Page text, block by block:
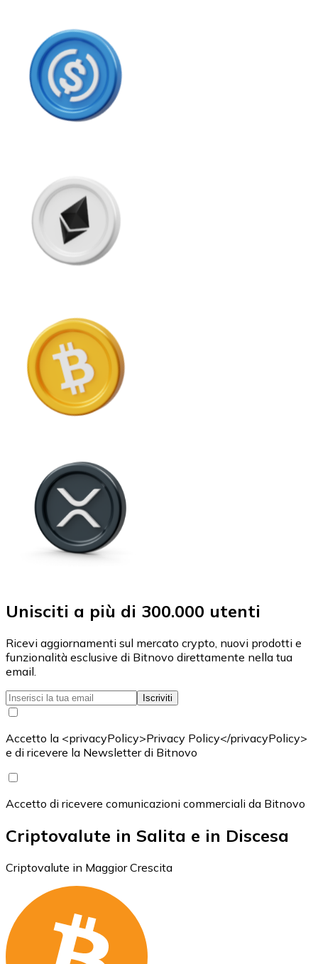
Unisciti a più di 300.000 utenti
Ricevi aggiornamenti sul mercato crypto, nuovi prodotti e
funzionalità esclusive di Bitnovo direttamente nella tua
email.
Iscriviti
Accetto la <privacyPolicy>Privacy Policy</privacyPolicy>
e di ricevere la Newsletter di Bitnovo
Accetto di ricevere comunicazioni commerciali da Bitnovo
Criptovalute in Salita e in Discesa
Criptovalute in Maggior Crescita